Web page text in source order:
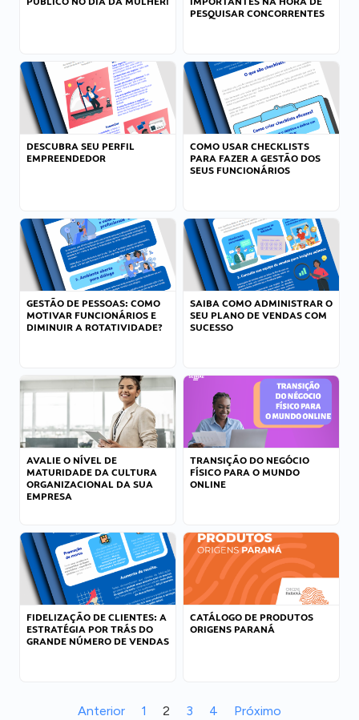
PESQUISAR CONCORRENTES
DESCUBRA SEU PERFIL
EMPREENDEDOR
COMO USAR CHECKLISTS
PARA FAZER A GESTÃO DOS
SEUS FUNCIONÁRIOS
GESTÃO DE PESSOAS: COMO
MOTIVAR FUNCIONÁRIOS E
DIMINUIR A ROTATIVIDADE?
SAIBA COMO ADMINISTRAR O
SEU PLANO DE VENDAS COM
SUCESSO
AVALIE O NÍVEL DE
MATURIDADE DA CULTURA
ORGANIZACIONAL DA SUA
EMPRESA
TRANSIÇÃO DO NEGÓCIO
FÍSICO PARA O MUNDO
ONLINE
FIDELIZAÇÃO DE CLIENTES: A
ESTRATÉGIA POR TRÁS DO
GRANDE NÚMERO DE VENDAS
CATÁLOGO DE PRODUTOS
ORIGENS PARANÁ
Anterior 1 2 3 4 Próximo